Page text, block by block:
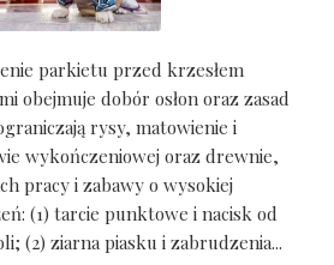
parkietu przed krzesłem
obejmuje dobór osłon oraz zasad
rysy, matowienie i
wykończeniowej oraz drewnie,
pracy i zabawy o wysokiej
(1) tarcie punktowe i nacisk od
(2) ziarna piasku i zabrudzenia...